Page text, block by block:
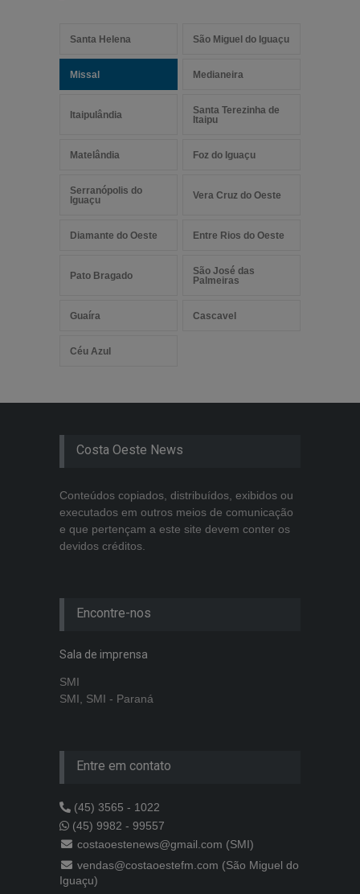
Santa Helena São Miguel do Iguaçu
Missal Medianeira
Itaipulândia
Santa Terezinha de
Itaipu
Matelândia Foz do Iguaçu
Serranópolis do
Iguaçu
Vera Cruz do Oeste
Diamante do Oeste Entre Rios do Oeste
Pato Bragado
São José das
Palmeiras
Guaíra Cascavel
Céu Azul
Costa Oeste News
Conteúdos copiados, distribuídos, exibidos ou
executados em outros meios de comunicação
e que pertençam a este site devem conter os
devidos créditos.
Encontre-nos
Sala de imprensa
SMI
SMI, SMI - Paraná
Entre em contato
(45) 3565 - 1022
(45) 9982 - 99557
costaoestenews@gmail.com (SMI)
vendas@costaoestefm.com (São Miguel do
Iguaçu)